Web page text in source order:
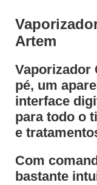
Artem
Vaporizador
pé, um
interface
para todo o
e
Com
bastante